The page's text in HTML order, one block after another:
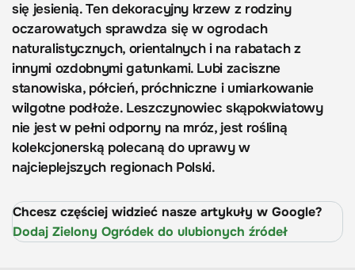
się jesienią. Ten dekoracyjny krzew z rodziny
oczarowatych sprawdza się w ogrodach
naturalistycznych, orientalnych i na rabatach z
innymi ozdobnymi gatunkami. Lubi zaciszne
stanowiska, półcień, próchniczne i umiarkowanie
wilgotne podłoże. Leszczynowiec skąpokwiatowy
nie jest w pełni odporny na mróz, jest rośliną
kolekcjonerską polecaną do uprawy w
najcieplejszych regionach Polski.
Chcesz częściej widzieć nasze artykuły w Google?
Dodaj Zielony Ogródek do ulubionych źródeł